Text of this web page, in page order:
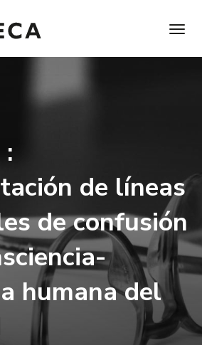
de líneas
de confusión
humana del